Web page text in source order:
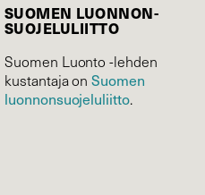
SUOMEN LUONNON­
SUOJELU­LIITTO
Suomen Luonto -lehden
kustantaja onSuomen
luonnonsuojelu­liitto.